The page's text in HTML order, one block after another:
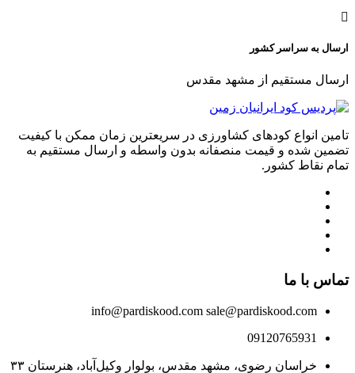
ارسال به سراسر کشور
ارسال مستقیم از مشهد مقدس
تامین انواع کودهای کشاورزی در سریعترین زمان ممکن با کیفیت
تضمین شده و قیمت منصفانه بدون واسطه و ارسال مستقیم به
تمام نقاط کشور.
تماس با ما
info@pardiskood.com sale@pardiskood.com
09120765931
خراسان رضوی، مشهد مقدس، بولوار وکیل‌آباد، هنرستان ۳۳